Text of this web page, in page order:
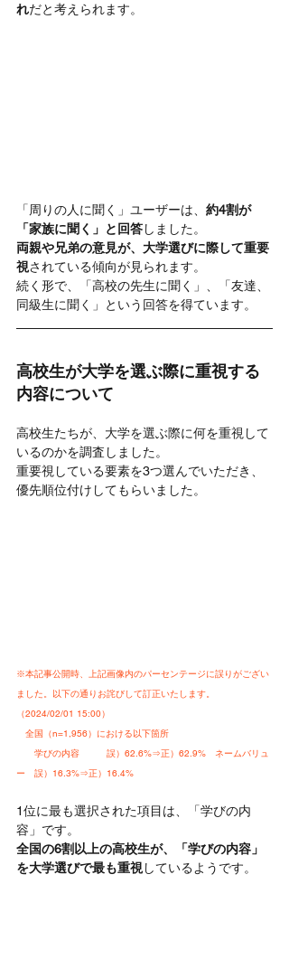
れだと考えられます。
「周りの人に聞く」ユーザーは、 約4割が
「家族に聞く」と回答しました。
両親や兄弟の意見が、大学選びに際して重要
視されている傾向が見られます。
続く形で、「高校の先生に聞く」、「友達、
同級生に聞く」という回答を得ています。
高校生が大学を選ぶ際に重視する
内容について
高校生たちが、大学を選ぶ際に何を重視して
いるのかを調査しました。
重要視している要素を3つ選んでいただき、
優先順位付けしてもらいました。
※本記事公開時、上記画像内のパーセンテージに誤りがござい
ました。以下の通りお詫びして訂正いたします。
（2024/02/01 15:00）
全国（n=1,956）における以下箇所
学びの内容　　　誤）62.6%⇒正）62.9%　ネームバリュ
ー　誤）16.3%⇒正）16.4%
1位に最も選択された項目は、「学びの内
容」です。
全国の6割以上の高校生が、「学びの内容」
を大学選びで最も重視しているようです。